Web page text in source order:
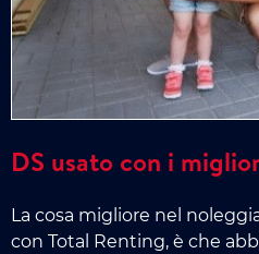
DS usato con i
La cosa migliore nel
con Total Renting, è che